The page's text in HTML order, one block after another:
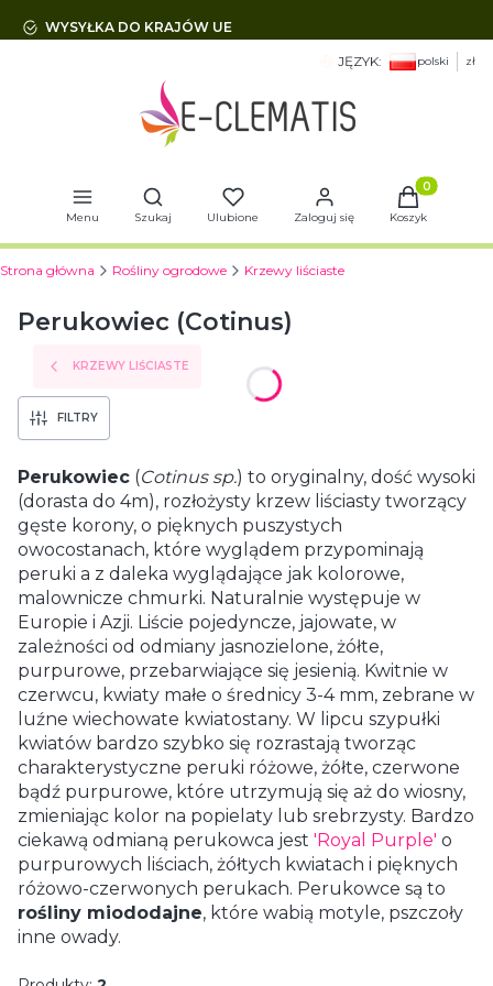
WYSYŁKA DO KRAJÓW UE
JĘZYK: polski zł
Menu
Otwórz wyszukiwarkę
Szukaj Ulubione Zaloguj się
Produkty
Koszyk
Strona główna Rośliny ogrodowe Krzewy liściaste
Perukowiec (Cotinus)
KRZEWY LIŚCIASTE
FILTRY
Perukowiec (Cotinus sp.) to oryginalny, dość wysoki
(dorasta do 4m), rozłożysty krzew liściasty tworzący
gęste korony, o pięknych puszystych
owocostanach, które wyglądem przypominają
peruki a z daleka wyglądające jak kolorowe,
malownicze chmurki. Naturalnie występuje w
Europie i Azji. Liście pojedyncze, jajowate, w
zależności od odmiany jasnozielone, żółte,
purpurowe, przebarwiające się jesienią. Kwitnie w
czerwcu, kwiaty małe o średnicy 3-4 mm, zebrane w
luźne wiechowate kwiatostany. W lipcu szypułki
kwiatów bardzo szybko się rozrastają tworząc
charakterystyczne peruki różowe, żółte, czerwone
bądź purpurowe, które utrzymują się aż do wiosny,
zmieniając kolor na popielaty lub srebrzysty. Bardzo
ciekawą odmianą perukowca jest 'Royal Purple' o
purpurowych liściach, żółtych kwiatach i pięknych
różowo-czerwonych perukach. Perukowce są to
rośliny miododajne, które wabią motyle, pszczoły
inne owady.